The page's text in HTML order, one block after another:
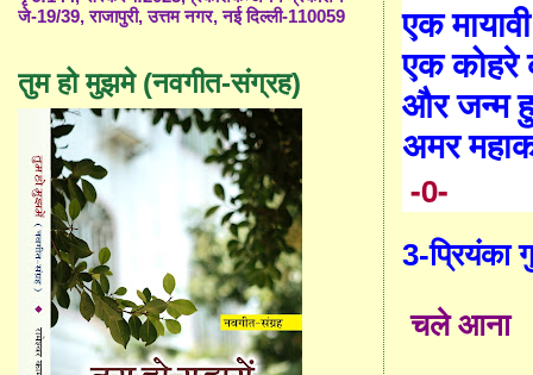
एक मायावी
एक कोहरे
और जन्म
अमर
-0-
3-प्रियंका
चले आना
जे-19/39, राजापुरी, उत्तम नगर, नई दिल्ली-110059
तुम हो मुझमे (नवगीत-संग्रह)